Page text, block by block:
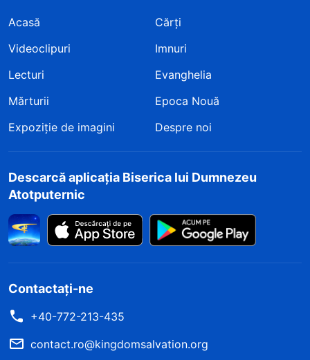
Acasă
Cărți
Videoclipuri
Imnuri
Lecturi
Evanghelia
Mărturii
Epoca Nouă
Expoziție de imagini
Despre noi
Descarcă aplicația Biserica lui Dumnezeu
Atotputernic
Contactați-ne
+40-772-213-435
contact.ro@kingdomsalvation.org